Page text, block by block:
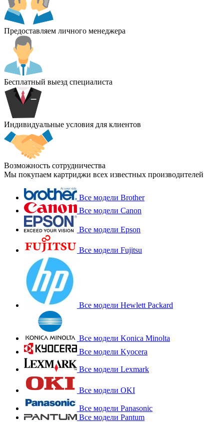
Предоставляем личного менеджера
Бесплатный выезд специалиста
Индивидуальные условия для клиентов
Возможность сотрудничества
Мы покупаем картриджи всех известных производителей
Все модели Brother
Все модели Canon
Все модели Epson
Все модели Fujitsu
Все модели Hewlett Packard
Все модели Konica Minolta
Все модели Kyocera
Все модели Lexmark
Все модели OKI
Все модели Panasonic
Все модели Pantum